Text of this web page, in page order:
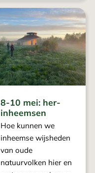
8-10 mei: her-
inheemsen
Hoe kunnen we
inheemse wijsheden
van oude
natuurvolken hier en